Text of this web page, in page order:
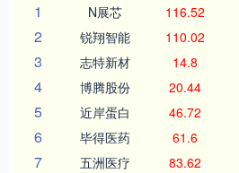
1
N展芯 116.52
2 锐翔智能 110.02
3 志特新材 14.8
4 博腾股份 20.44
5 近岸蛋白 46.72
6 毕得医药 61.6
7 五洲医疗 83.62